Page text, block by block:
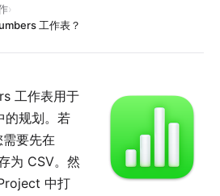
›
工作表？
工作表用于
的规划。若
要先在
为 CSV。然
中打